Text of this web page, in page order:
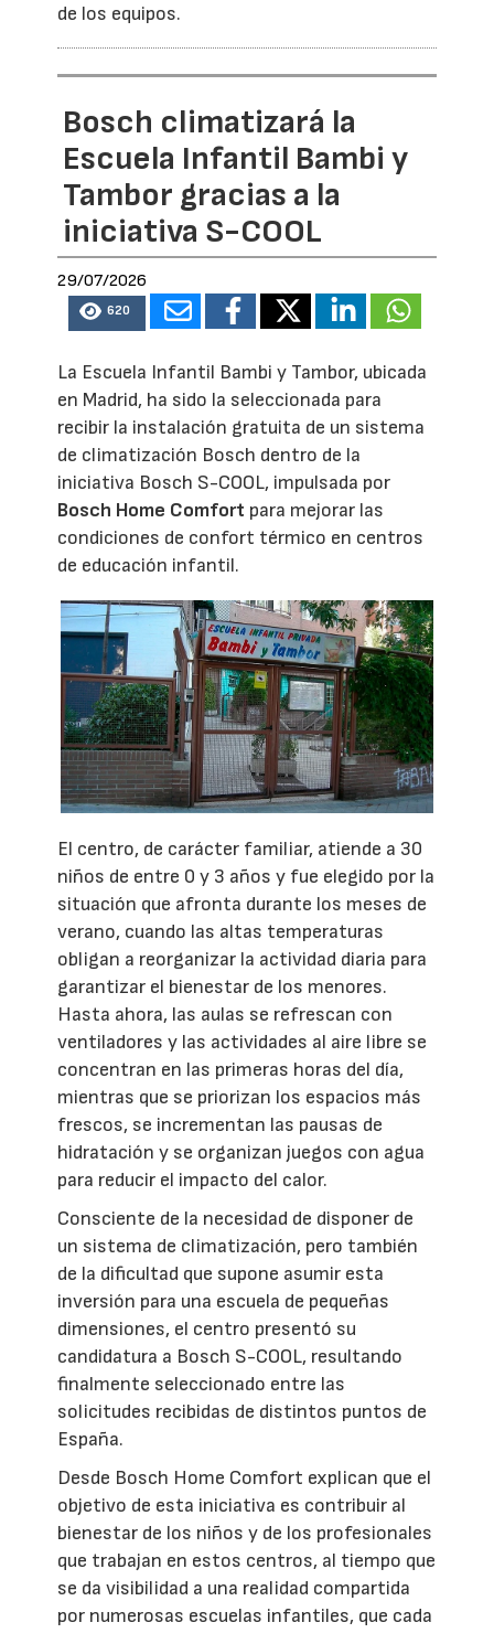
de los equipos.
Bosch climatizará la
Escuela Infantil Bambi y
Tambor gracias a la
iniciativa S-COOL
29/07/2026
620
La Escuela Infantil Bambi y Tambor, ubicada
en Madrid, ha sido la seleccionada para
recibir la instalación gratuita de un sistema
de climatización Bosch dentro de la
iniciativa Bosch S-COOL, impulsada por
Bosch Home Comfort para mejorar las
condiciones de confort térmico en centros
de educación infantil.
El centro, de carácter familiar, atiende a 30
niños de entre 0 y 3 años y fue elegido por la
situación que afronta durante los meses de
verano, cuando las altas temperaturas
obligan a reorganizar la actividad diaria para
garantizar el bienestar de los menores.
Hasta ahora, las aulas se refrescan con
ventiladores y las actividades al aire libre se
concentran en las primeras horas del día,
mientras que se priorizan los espacios más
frescos, se incrementan las pausas de
hidratación y se organizan juegos con agua
para reducir el impacto del calor.
Consciente de la necesidad de disponer de
un sistema de climatización, pero también
de la dificultad que supone asumir esta
inversión para una escuela de pequeñas
dimensiones, el centro presentó su
candidatura a Bosch S-COOL, resultando
finalmente seleccionado entre las
solicitudes recibidas de distintos puntos de
España.
Desde Bosch Home Comfort explican que el
objetivo de esta iniciativa es contribuir al
bienestar de los niños y de los profesionales
que trabajan en estos centros, al tiempo que
se da visibilidad a una realidad compartida
por numerosas escuelas infantiles, que cada